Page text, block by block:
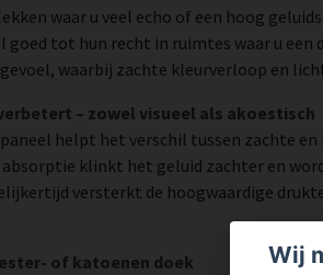
waar u veel echo of een hoog
goed tot hun recht in ruimtes waar u
waarbij zachte kleurverloop en
– zowel visueel als akoestisch
helpt het verschil tussen zachte
absorptie klinkt het geluid zachter en
versterkt de hoogwaardige
of katoenen doek
Wij